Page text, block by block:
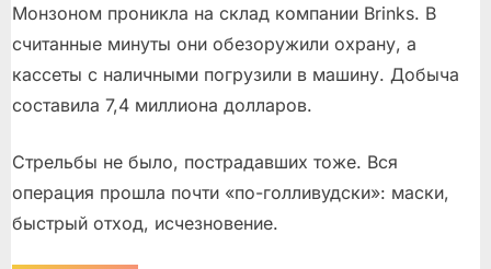
Монзоном проникла на склад компании Brinks. В
считанные минуты они обезоружили охрану, а
кассеты с наличными погрузили в машину. Добыча
составила 7,4 миллиона долларов.
Стрельбы не было, пострадавших тоже. Вся
операция прошла почти «по-голливудски»: маски,
быстрый отход, исчезновение.